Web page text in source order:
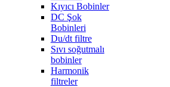
Kıyıcı Bobinler
DC Şok
Bobinleri
Du/dt filtre
Sıvı soğutmalı
bobinler
Harmonik
filtreler